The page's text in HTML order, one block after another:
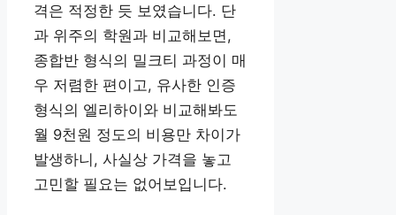
격은 적정한 듯 보였습니다. 단
과 위주의 학원과 비교해보면,
종합반 형식의 밀크티 과정이 매
우 저렴한 편이고, 유사한 인증
형식의 엘리하이와 비교해봐도
월 9천원 정도의 비용만 차이가
발생하니, 사실상 가격을 놓고
고민할 필요는 없어보입니다.